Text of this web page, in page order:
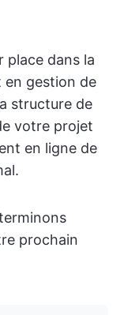
place dans la
en gestion de
structure de
votre projet
en ligne de
prochain